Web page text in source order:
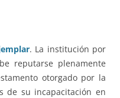
. La institución por
reputarse plenamente
otorgado por la
de su incapacitación en